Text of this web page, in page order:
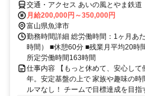
交通・アクセス あいの風とやま鉄
月給200,000円～350,000円
富山県魚津市
勤務時間詳細 総労働時間：1ヶ月あ
時間） ■休憩60分 ■残業月平均20
所定労働時間163時間
仕事内容 【もっと休めて、安心し
年。安定基盤の上で 家族や趣味の時
ルマなし！ チームで目標達成を目指